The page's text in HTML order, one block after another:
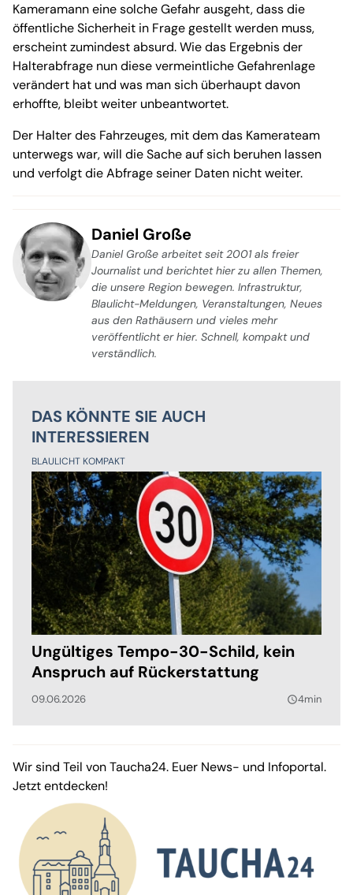
Kameramann eine solche Gefahr ausgeht, dass die
öffentliche Sicherheit in Frage gestellt werden muss,
erscheint zumindest absurd. Wie das Ergebnis der
Halterabfrage nun diese vermeintliche Gefahrenlage
verändert hat und was man sich überhaupt davon
erhoffte, bleibt weiter unbeantwortet.
Der Halter des Fahrzeuges, mit dem das Kamerateam
unterwegs war, will die Sache auf sich beruhen lassen
und verfolgt die Abfrage seiner Daten nicht weiter.
Daniel Große
Daniel Große arbeitet seit 2001 als freier
Journalist und berichtet hier zu allen Themen,
die unsere Region bewegen. Infrastruktur,
Blaulicht-Meldungen, Veranstaltungen, Neues
aus den Rathäusern und vieles mehr
veröffentlicht er hier. Schnell, kompakt und
verständlich.
DAS KÖNNTE SIE AUCH
INTERESSIEREN
BLAULICHT KOMPAKT
Ungültiges Tempo-30-Schild, kein
Anspruch auf Rückerstattung
09.06.2026 query_builder4min
Wir sind Teil von Taucha24. Euer News- und Infoportal.
Jetzt entdecken!